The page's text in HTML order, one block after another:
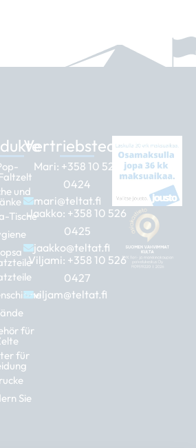
und
Tische
für
für
Sie
Vertriebsteam
Mari: +358 10 526
0424
mari@teltat.fi
Jaakko: +358 10 526
0425
jaakko@teltat.fi
Viljami: +358 10 526
0427
viljam@teltat.fi